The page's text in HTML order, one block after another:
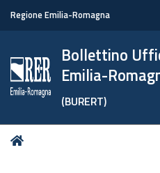
Regione Emilia-Romagna
Bollettino
Emilia-
(BURERT)
Tu